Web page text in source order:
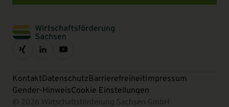
KontaktDatenschutzBarrierefreiheitImpressum
Gender-HinweisCookie Einstellungen
© 2026 Wirtschaftsförderung Sachsen GmbH